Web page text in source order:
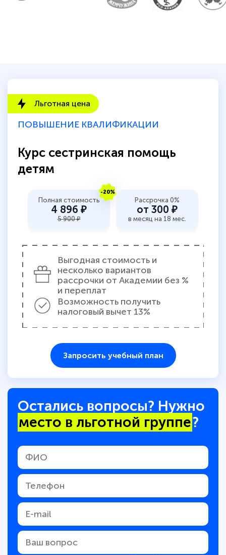
Льготная цена
ПОВЫШЕНИЕ КВАЛИФИКАЦИИ
Курс сестринская помощь
детям
-20%
Полная стоимость
4 896 ₽
5 900 ₽
Рассрочка 0%
от 300 ₽
в месяц на 18 мес.
Выгодная стоимость и
несколько вариантов
рассрочки от Академии без %
и переплат
Возможность получить
налоговый вычет 13%
Запросить учебный план
Остались вопросы? Нужно
место в льготной группе?